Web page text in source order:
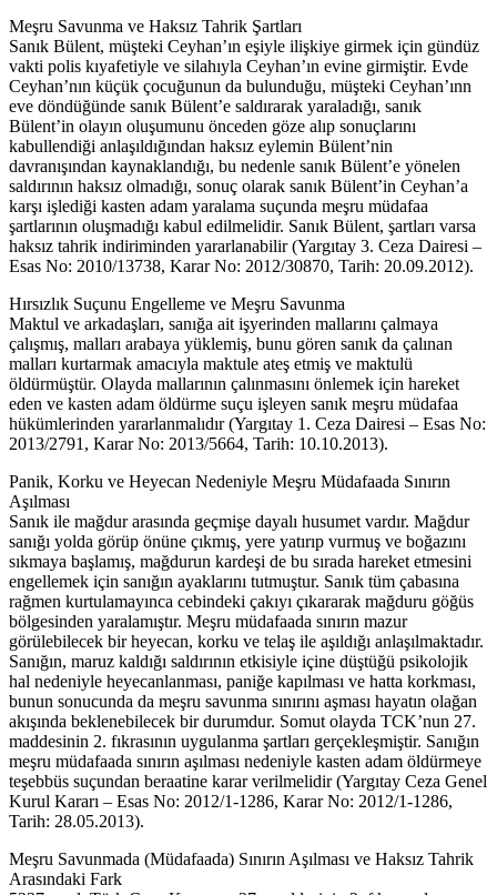
Meşru Savunma ve Haksız Tahrik Şartları
Sanık Bülent, müşteki Ceyhan’ın eşiyle ilişkiye girmek için gündüz
vakti polis kıyafetiyle ve silahıyla Ceyhan’ın evine girmiştir. Evde
Ceyhan’nın küçük çocuğunun da bulunduğu, müşteki Ceyhan’ınn
eve döndüğünde sanık Bülent’e saldırarak yaraladığı, sanık
Bülent’in olayın oluşumunu önceden göze alıp sonuçlarını
kabullendiği anlaşıldığından haksız eylemin Bülent’nin
davranışından kaynaklandığı, bu nedenle sanık Bülent’e yönelen
saldırının haksız olmadığı, sonuç olarak sanık Bülent’in Ceyhan’a
karşı işlediği kasten adam yaralama suçunda meşru müdafaa
şartlarının oluşmadığı kabul edilmelidir. Sanık Bülent, şartları varsa
haksız tahrik indiriminden yararlanabilir (Yargıtay 3. Ceza Dairesi –
Esas No: 2010/13738, Karar No: 2012/30870, Tarih: 20.09.2012).
Hırsızlık Suçunu Engelleme ve Meşru Savunma
Maktul ve arkadaşları, sanığa ait işyerinden mallarını çalmaya
çalışmış, malları arabaya yüklemiş, bunu gören sanık da çalınan
malları kurtarmak amacıyla maktule ateş etmiş ve maktulü
öldürmüştür. Olayda mallarının çalınmasını önlemek için hareket
eden ve kasten adam öldürme suçu işleyen sanık meşru müdafaa
hükümlerinden yararlanmalıdır (Yargıtay 1. Ceza Dairesi – Esas No:
2013/2791, Karar No: 2013/5664, Tarih: 10.10.2013).
Panik, Korku ve Heyecan Nedeniyle Meşru Müdafaada Sınırın
Aşılması
Sanık ile mağdur arasında geçmişe dayalı husumet vardır. Mağdur
sanığı yolda görüp önüne çıkmış, yere yatırıp vurmuş ve boğazını
sıkmaya başlamış, mağdurun kardeşi de bu sırada hareket etmesini
engellemek için sanığın ayaklarını tutmuştur. Sanık tüm çabasına
rağmen kurtulamayınca cebindeki çakıyı çıkararak mağduru göğüs
bölgesinden yaralamıştır. Meşru müdafaada sınırın mazur
görülebilecek bir heyecan, korku ve telaş ile aşıldığı anlaşılmaktadır.
Sanığın, maruz kaldığı saldırının etkisiyle içine düştüğü psikolojik
hal nedeniyle heyecanlanması, paniğe kapılması ve hatta korkması,
bunun sonucunda da meşru savunma sınırını aşması hayatın olağan
akışında beklenebilecek bir durumdur. Somut olayda TCK’nun 27.
maddesinin 2. fıkrasının uygulanma şartları gerçekleşmiştir. Sanığın
meşru müdafaada sınırın aşılması nedeniyle kasten adam öldürmeye
teşebbüs suçundan beraatine karar verilmelidir (Yargıtay Ceza Genel
Kurul Kararı – Esas No: 2012/1-1286, Karar No: 2012/1-1286,
Tarih: 28.05.2013).
Meşru Savunmada (Müdafaada) Sınırın Aşılması ve Haksız Tahrik
Arasındaki Fark